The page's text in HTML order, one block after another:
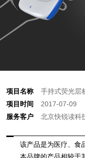
项目名称
手持式荧光层
项目时间
2017-07-09
服务客户
北京快锐读科
该产品是为医疗、食品
本品牌的产品相较于其